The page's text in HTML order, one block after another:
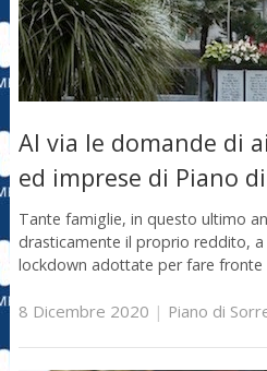
Al via le domande di
ed imprese di Piano
Tante famiglie, in questo ultimo
drasticamente il proprio reddito, a
lockdown adottate per fare
8 Dicembre 2020 | Piano di